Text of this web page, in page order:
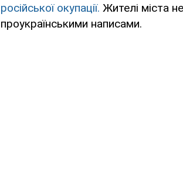
російської окупації. Жителі міста
проукраїнськими написами.